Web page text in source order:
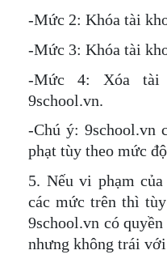
-Mức 2: Khóa tài
-Mức 3: Khóa tài
-Mức 4: Xóa tài
9school.vn.
-Chú ý: 9school.vn
phạt tùy theo mức
5. Nếu vi phạm
các mức trên thì
9school.vn có
nhưng không trái